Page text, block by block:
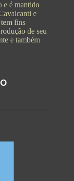
e é mantido
e
fins
de seu
e também